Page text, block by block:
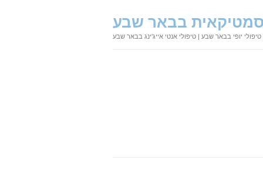
בבאר שבע
יופי בבאר שבע | טיפולי אנטי אייג'ינג בבאר שבע